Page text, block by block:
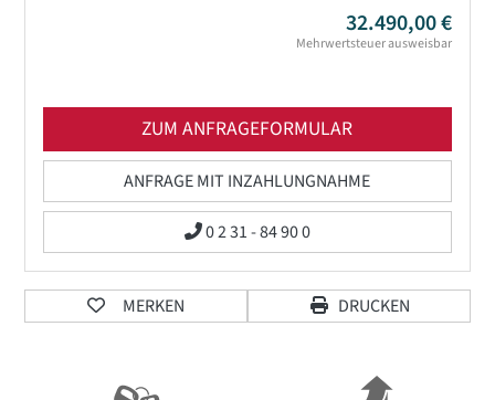
32.490,00 €
Mehrwertsteuer ausweisbar
ZUM ANFRAGEFORMULAR
ANFRAGE MIT INZAHLUNGNAHME
0 2 31 - 84 90 0
MERKEN DRUCKEN